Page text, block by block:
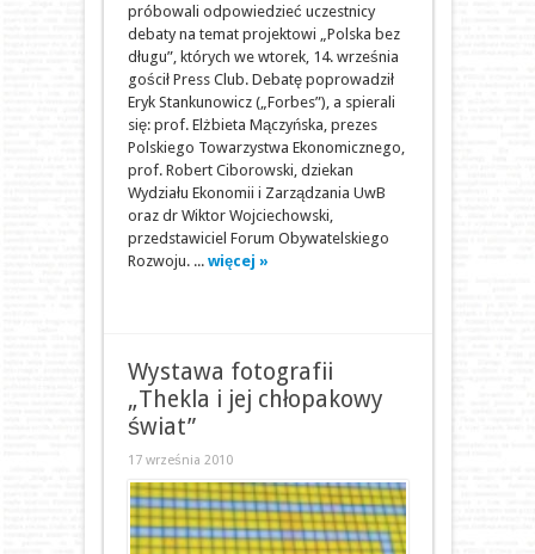
próbowali odpowiedzieć uczestnicy
debaty na temat projektowi „Polska bez
długu”, których we wtorek, 14. września
gościł Press Club. Debatę poprowadził
Eryk Stankunowicz („Forbes”), a spierali
się: prof. Elżbieta Mączyńska, prezes
Polskiego Towarzystwa Ekonomicznego,
prof. Robert Ciborowski, dziekan
Wydziału Ekonomii i Zarządzania UwB
oraz dr Wiktor Wojciechowski,
przedstawiciel Forum Obywatelskiego
Rozwoju. ... więcej »
Wystawa fotografii
„Thekla i jej chłopakowy
świat”
17 września 2010